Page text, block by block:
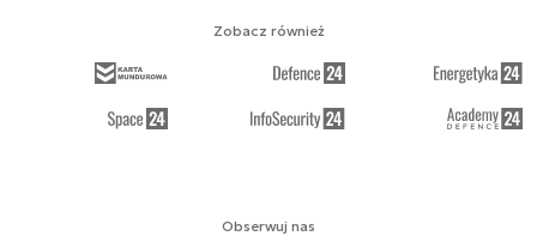
Obserwuj nas
Zobacz również